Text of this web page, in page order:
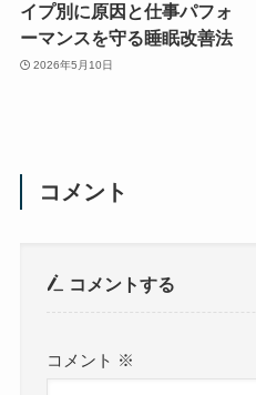
イプ別に原因と仕事パフォ
ーマンスを守る睡眠改善法
2026年5月10日
コメント
コメントする
コメント ※